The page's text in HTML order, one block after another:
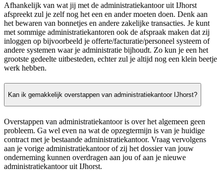
Afhankelijk van wat jij met de administratiekantoor uit IJhorst
afspreekt zul je zelf nog het een en ander moeten doen. Denk aan
het bewaren van bonnetjes en andere zakelijke transacties. Je kunt
met sommige administratiekantoren ook de afspraak maken dat zij
inloggen op bijvoorbeeld je offerte/facturatie/personeel systeem of
andere systemen waar je administratie bijhoudt. Zo kun je een het
grootste gedeelte uitbesteden, echter zul je altijd nog een klein beetje
werk hebben.
Kan ik gemakkelijk overstappen van administratiekantoor IJhorst?
Overstappen van administratiekantoor is over het algemeen geen
probleem. Ga wel even na wat de opzegtermijn is van je huidige
contract met je bestaande administratiekantoor. Vraag vervolgens
aan je vorige administratiekantoor of zij het dossier van jouw
onderneming kunnen overdragen aan jou of aan je nieuwe
administratiekantoor uit IJhorst.